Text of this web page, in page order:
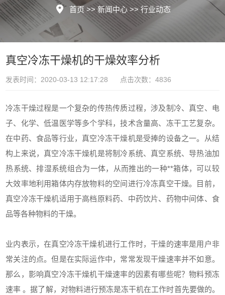
首页 >>新闻中心>>行业动态
真空冷冻干燥机的干燥效率分析
发表时间：2020-03-13 12:17:28 点击次数：4836
冷冻干燥过程是一个复杂的传热传质过程，涉及制冷、真空、电
子、化学、低温医学等多个学科，技术含量高、冻干工艺复杂。
在中药、食品等行业，真空冷冻干燥机是受捧的设备之一。从结
构上来说，真空冷冻干燥机是将制冷系统、真空系统、导热油加
热系统、排湿系统组合为一体，从而推出的一种**箱体，可以较
大效率地利用箱体内存放物料的空间进行冷冻真空干燥。目前，
真空冷冻干燥机适用于高档原料药、中药饮片、药物中间体、食
品等各种物料的干燥。
业内表示，在真空冷冻干燥机进行工作时，干燥的速率是用户非
常关注的点。但是在实际运作中，常常发现干燥速率并不如意。
那么，影响真空冷冻干燥机干燥速率的因素有哪些呢？物料预冻
速率 。据了解，对物料进行预冻是冻干机在工作时首先要做的。